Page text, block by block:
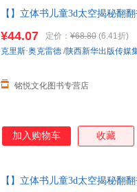
【】立体书儿童3d太空揭秘翻
¥44.07 定价： ¥68.80 (6.41折)
铭悦文化图书专营店
克里斯·奥克雷德 /陕西新华出版传媒
加入购物车 收藏
【】立体书儿童3d太空揭秘翻